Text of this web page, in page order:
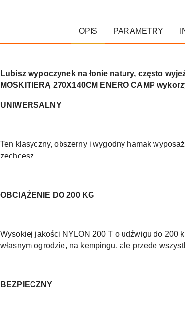
OPIS PARAMETRY
Lubisz wypoczynek na łonie natury, często
MOSKITIERĄ 270X140CM ENERO CAMP
UNIWERSALNY
Ten klasyczny, obszerny i wygodny hamak
zechcesz.
OBCIĄŻENIE DO 200 KG
Wysokiej jakości NYLON 200 T o udźwigu do 200
własnym ogrodzie, na kempingu, ale przede
BEZPIECZNY